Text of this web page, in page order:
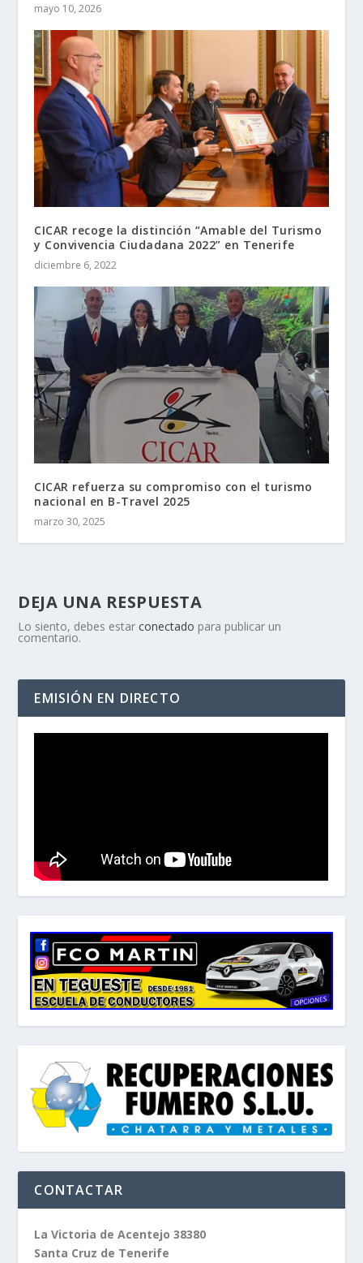
mayo 10, 2026
CICAR recoge la distinción “Amable del Turismo
y Convivencia Ciudadana 2022” en Tenerife
diciembre 6, 2022
CICAR refuerza su compromiso con el turismo
nacional en B-Travel 2025
marzo 30, 2025
DEJA UNA RESPUESTA
Lo siento, debes estarconectado para publicar un
comentario.
EMISIÓN EN DIRECTO
CONTACTAR
La Victoria de Acentejo 38380
Santa Cruz de Tenerife